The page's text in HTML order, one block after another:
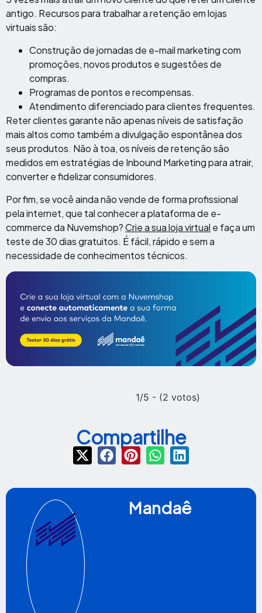
antigo. Recursos para trabalhar a retenção em lojas
virtuais são:
Construção de jornadas de e-mail marketing com
promoções, novos produtos e sugestões de
compras.
Programas de pontos e recompensas.
Atendimento diferenciado para clientes frequentes.
Reter clientes garante não apenas níveis de satisfação
mais altos como também a divulgação espontânea dos
seus produtos. Não à toa, os níveis de retenção são
medidos em estratégias de Inbound Marketing para atrair,
converter e fidelizar consumidores.
Por fim, se você ainda não vende de forma profissional
pela internet, que tal conhecer a plataforma de e-
commerce da Nuvemshop?Crie a sua loja virtual e faça um
teste de 30 dias gratuitos. É fácil, rápido e sem a
necessidade de conhecimentos técnicos.
1/5 - (2 votos)
Compartilhe
Mandaê